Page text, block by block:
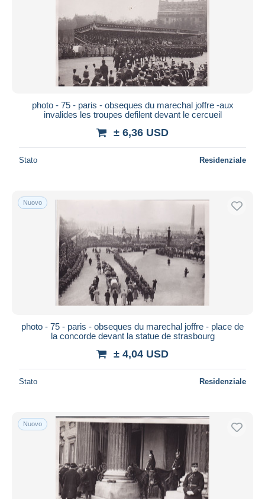
photo - 75 - paris - obseques du marechal joffre -aux
invalides les troupes defilent devant le cercueil
± 6,36 USD
Stato Residenziale
Nuovo
photo - 75 - paris - obseques du marechal joffre - place de
la concorde devant la statue de strasbourg
± 4,04 USD
Stato Residenziale
Nuovo